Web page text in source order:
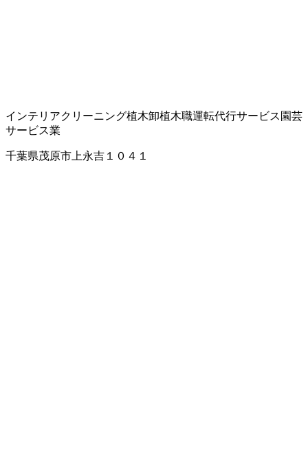
インテリアクリーニング植木卸植木職運転代行サービス 園芸
サービス業
千葉県茂原市上永吉１０４１